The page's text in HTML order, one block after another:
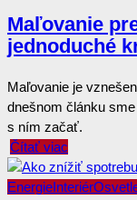
Maľovanie
jednoduché
Maľovanie je
dnešnom článku
s ním začať.
Čítať viac
EnergieInteriér